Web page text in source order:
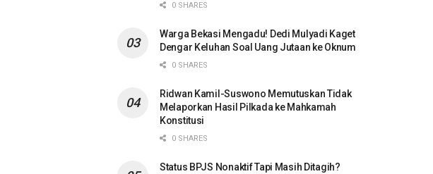
0 SHARES
Warga Bekasi Mengadu! Dedi Mulyadi Kaget
Dengar Keluhan Soal Uang Jutaan ke Oknum
0 SHARES
Ridwan Kamil-Suswono Memutuskan Tidak
Melaporkan Hasil Pilkada ke Mahkamah
Konstitusi
0 SHARES
Status BPJS Nonaktif Tapi Masih Ditagih?